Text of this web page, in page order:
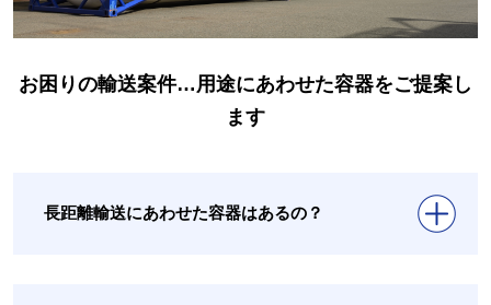
お困りの輸送案件…用途にあわせた容器をご提案し
ます
長距離輸送にあわせた容器はあるの？